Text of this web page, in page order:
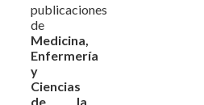
publicaciones
de
Medicina,
Enfermería
y
Ciencias
de la